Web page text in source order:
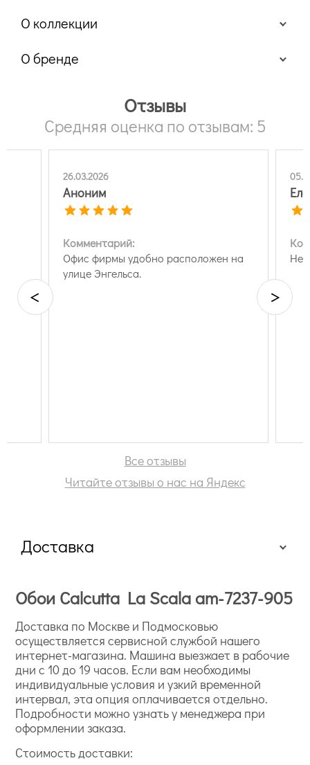
О коллекции
О бренде
Отзывы
Средняя оценка по отзывам: 5
26.03.2026
Аноним
Комментарий:
Офис фирмы удобно расположен на
улице Энгельса.
Нет
< >
Все отзывы
Читайте отзывы о нас на Яндекс
Доставка
Обои Calcutta La Scala am-7237-905
Доставка по Москве и Подмосковью
осуществляется сервисной службой нашего
интернет-магазина. Машина выезжает в рабочие
дни с 10 до 19 часов. Если вам необходимы
индивидуальные условия и узкий временной
интервал, эта опция оплачивается отдельно.
Подробности можно узнать у менеджера при
оформлении заказа.
Стоимость доставки: